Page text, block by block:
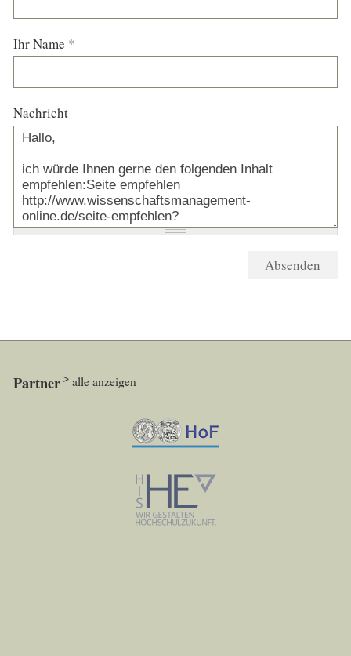
Ihr Name *
Nachricht
Partner alle anzeigen